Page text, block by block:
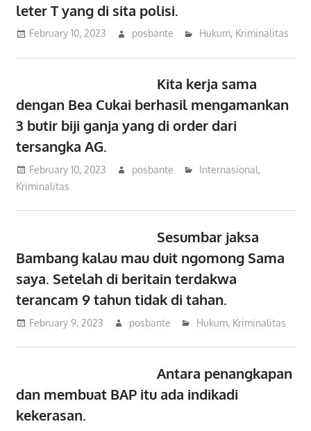
leter T yang di sita polisi.
February 10, 2023 posbante Hukum, Kriminalitas
Kita kerja sama
dengan Bea Cukai berhasil mengamankan
3 butir biji ganja yang di order dari
tersangka AG.
February 10, 2023 posbante Internasional,
Kriminalitas
Sesumbar jaksa
Bambang kalau mau duit ngomong Sama
saya. Setelah di beritain terdakwa
terancam 9 tahun tidak di tahan.
February 9, 2023 posbante Hukum, Kriminalitas
Antara penangkapan
dan membuat BAP itu ada indikadi
kekerasan.